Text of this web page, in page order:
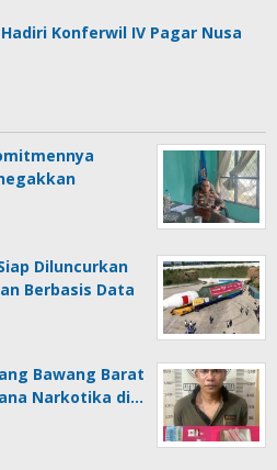
Konferwil IV Pagar Nusa
Diluncurkan
Berbasis Data
Bawang Barat
Narkotika di…